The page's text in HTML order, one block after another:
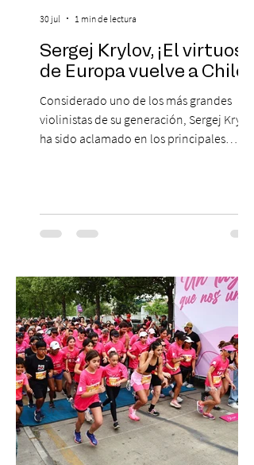
Sergej Krylov, ¡El virtuoso
de Europa vuelve a Chile!
Considerado uno de los más grandes
violinistas de su generación, Sergej Krylov
ha sido aclamado en los principales
escenario del Teatro CA660 para
protagonizar una velada extraordinaria
Las Cuatro Estaciones de Antonio Vivaldi y
Las Cuatro Estaciones Porteñas de Astor
Piazzolla. Déja
30 jul 1 min de lectura